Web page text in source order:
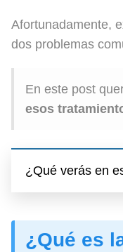
Afortunadamente,
dos problemas
En este post
esos
¿Qué verás en
¿Qué es